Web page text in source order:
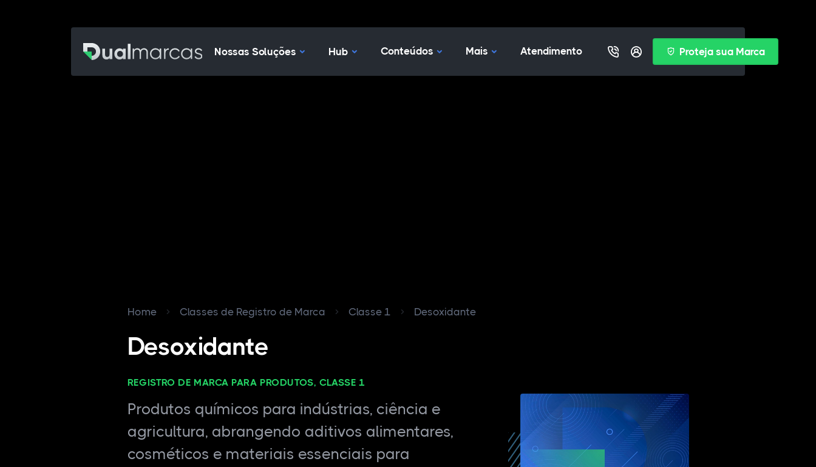
Nossas SoluçõesNossas Soluções
HubHub Conteúdos Mais Atendimento Proteja sua Marca
Home Classes de Registro de Marca Classe 1 Desoxidante
Desoxidante
REGISTRO DE MARCA PARA PRODUTOS, CLASSE 1
Produtos químicos para indústrias, ciência e
agricultura, abrangendo aditivos alimentares,
cosméticos e materiais essenciais para